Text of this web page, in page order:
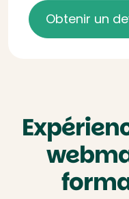
Obtenir un